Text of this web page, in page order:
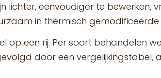
eenvoudiger te bewerken,
in thermisch gemodificeerde
een rij. Per soort behandelen
door een vergelijkingstabel,